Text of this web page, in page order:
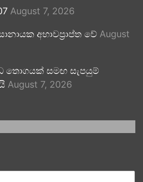
August 7, 2026
අභාවප්‍රාප්ත වේ August
තොගයක් සමඟ සැපයුම්
August 7, 2026